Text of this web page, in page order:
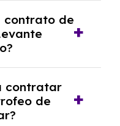
de entrada
proveedor
de viabilidad
contrato de
por
revisar
y hablar con un
contratar
de